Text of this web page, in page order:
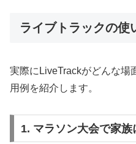
ライブトラックの使
実際にLiveTrackがどんな場
用例を紹介します。
1. マラソン大会で家族